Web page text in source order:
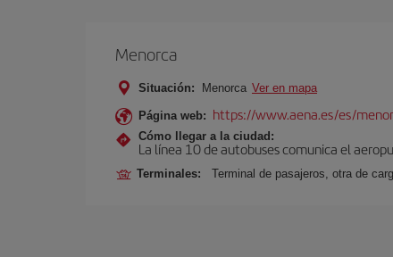
Menorca
Situación: Menorca Ver en mapa
Página web: https://www.aena.es/es/
Cómo llegar a la ciudad:
La línea 10 de autobuses comunica el
Terminales: Terminal de pasajeros, otra de